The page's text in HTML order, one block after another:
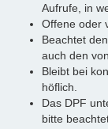
Aufrufe, in
Offene oder
Beachtet
auch den
Bleibt bei
höflich.
Das DPF
bitte